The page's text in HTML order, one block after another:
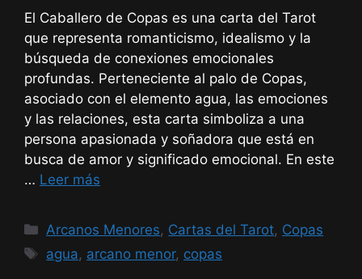
El Caballero de Copas es una carta del Tarot
que representa romanticismo, idealismo y la
búsqueda de conexiones emocionales
profundas. Perteneciente al palo de Copas,
asociado con el elemento agua, las emociones
y las relaciones, esta carta simboliza a una
persona apasionada y soñadora que está en
busca de amor y significado emocional. En este
… Leer más
Categorías
Arcanos Menores, Cartas del Tarot, Copas
Etiquetas
agua, arcano menor, copas